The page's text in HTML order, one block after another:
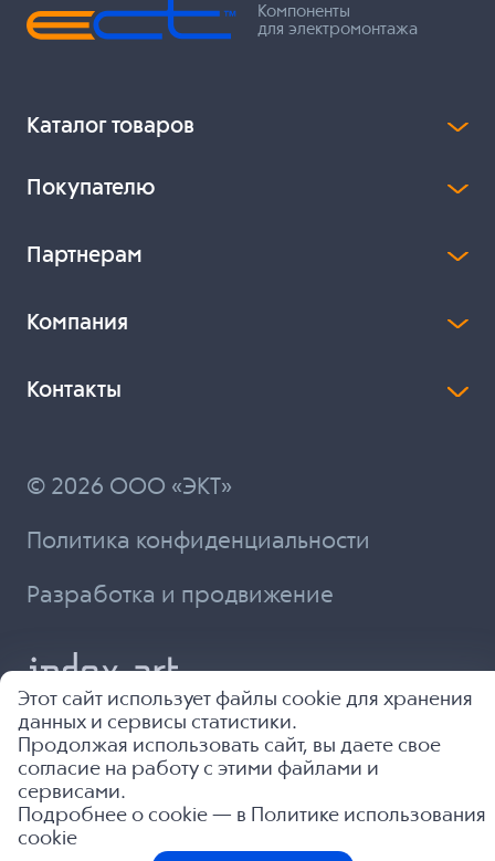
Компоненты
для электромонтажа
Каталог товаров
Покупателю
Партнерам
Компания
Контакты
© 2026 ООО «ЭКТ»
Политика конфиденциальности
Разработка и продвижение
Этот сайт использует файлы cookie для хранения
данных и сервисы статистики.
Продолжая использовать сайт, вы даете свое
согласие на работу с этими файлами и
сервисами.
Подробнее о cookie — в
Политике использования
cookie